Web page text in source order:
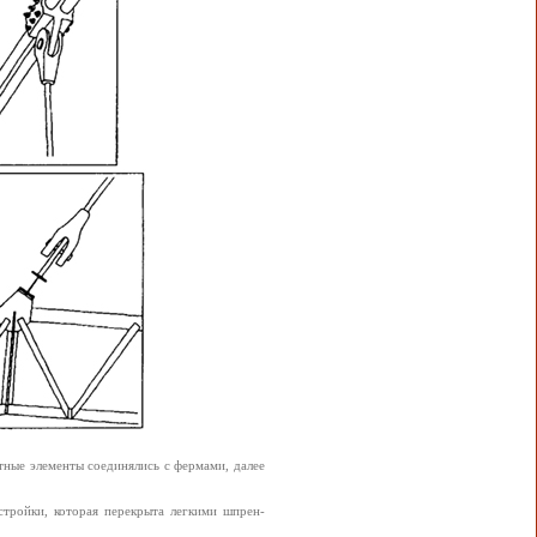
элементы соединялись с фермами, далее
которая перекрыта легкими шпрен-